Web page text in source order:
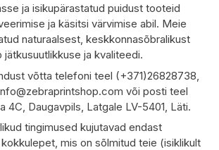
ja isikupärastatud puidust tooteid
ja käsitsi värvimise abil. Meie
naturaalsest, keskkonnasõbralikust
jätkusuutlikkuse ja kvaliteedi.
võtta telefoni teel (+371)26828738,
või posti teel
4C, Daugavpils, Latgale LV-5401, Läti.
tingimused kujutavad endast
mis on sõlmitud teie (isiklikult